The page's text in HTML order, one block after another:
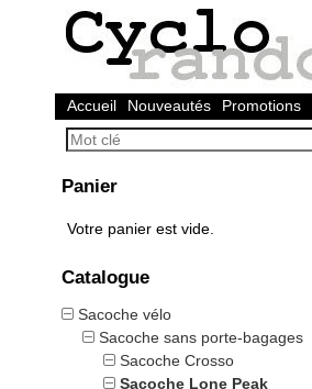
Accueil Nouveautés Promotions
Panier
Votre panier est vide.
Catalogue
Sacoche vélo
Sacoche sans porte-bagages
Sacoche Crosso
Sacoche Lone Peak